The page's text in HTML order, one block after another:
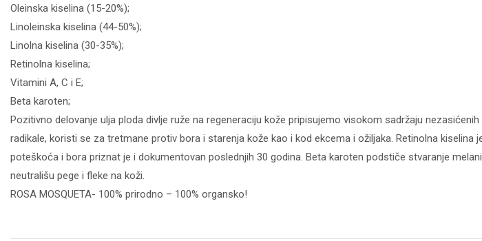
Oleinska kiselina (15-20%);
Linoleinska kiselina (44-50%);
Linolna kiselina (30-35%);
Retinolna kiselina;
Vitamini A, C i E;
Beta karoten;
Pozitivno delovanje ulja ploda divlje ruže na regeneraciju kože pripisujemo visokom sadržaju
radikale, koristi se za tretmane protiv bora i starenja kože kao i kod ekcema i ožiljaka. Retinolna
poteškoća i bora priznat je i dokumentovan poslednjih 30 godina. Beta karoten podstiče stvaranje
neutrališu pege i fleke na koži.
ROSA MOSQUETA- 100% prirodno – 100% organsko!